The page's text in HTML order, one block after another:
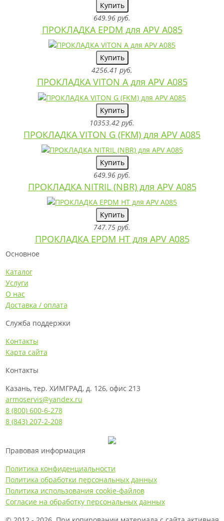
Купить
649.96 руб.
ПРОКЛАДКА EPDM для APV A085
Купить
4256.41 руб.
ПРОКЛАДКА VITON A для APV A085
Купить
10353.42 руб.
ПРОКЛАДКА VITON G (FKM) для APV A085
Купить
649.96 руб.
ПРОКЛАДКА NITRIL (NBR) для APV A085
Купить
747.75 руб.
ПРОКЛАДКА EPDM HT для APV A085
Основное
Каталог
Услуги
О нас
Доставка / оплата
Служба поддержки
Контакты
Карта сайта
Контакты
Казань, тер. ХИМГРАД, д. 126, офис 213
armoservis@yandex.ru
8 (800) 600-6-278
8 (843) 207-2-208
Правовая информация
Политика конфиденциальности
Политика обработки персональных данных
Политика использования cookie-файлов
Согласие на обработку персональных данных